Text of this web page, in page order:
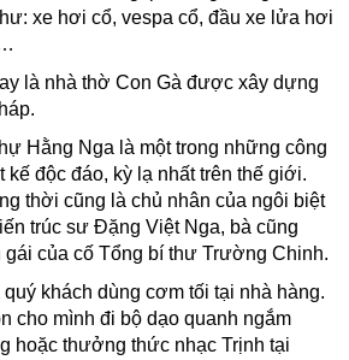
xe hơi cổ, vespa cổ, đầu xe lửa hơi
là nhà thờ Con Gà được xây dựng
Hằng Nga là một trong những công
kế độc đáo, kỳ lạ nhất trên thế giới.
thời cũng là chủ nhân của ngôi biệt
trúc sư Đặng Việt Nga, bà cũng
của cố Tổng bí thư Trường Chinh.
khách dùng cơm tối tại nhà hàng.
cho mình đi bộ dạo quanh ngắm
hoặc thưởng thức nhạc Trịnh tại